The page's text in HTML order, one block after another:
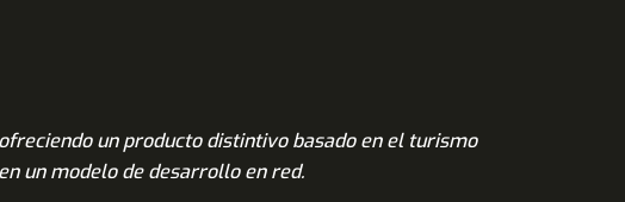
un producto distintivo basado en el turismo
un modelo de desarrollo en red.